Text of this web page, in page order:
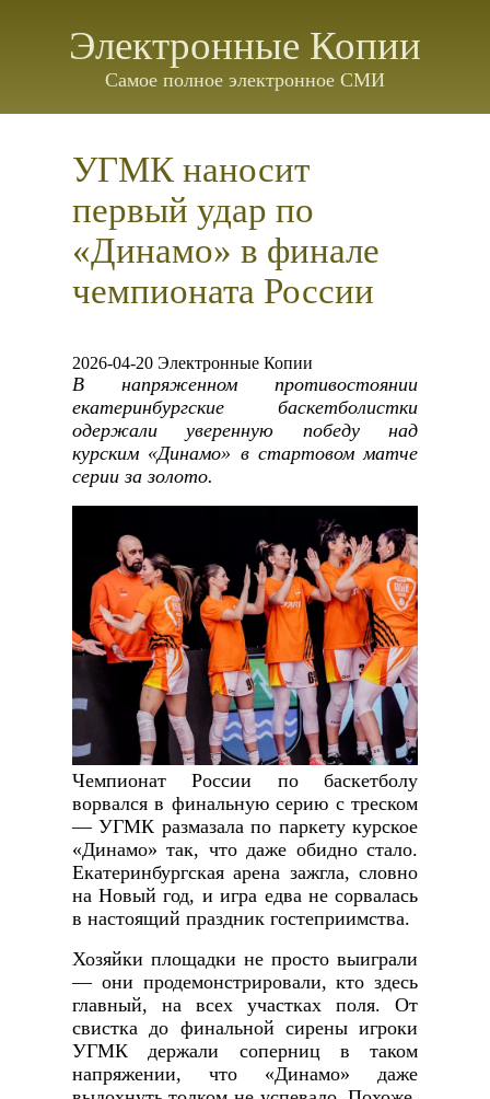
Электронные Копии
Самое полное электронное СМИ
УГМК наносит
первый удар по
«Динамо» в финале
чемпионата России
2026-04-20 Электронные Копии
В напряженном противостоянии
екатеринбургские баскетболистки
одержали уверенную победу над
курским «Динамо» в стартовом матче
серии за золото.
Чемпионат России по баскетболу
ворвался в финальную серию с треском
— УГМК размазала по паркету курское
«Динамо» так, что даже обидно стало.
Екатеринбургская арена зажгла, словно
на Новый год, и игра едва не сорвалась
в настоящий праздник гостеприимства.
Хозяйки площадки не просто выиграли
— они продемонстрировали, кто здесь
главный, на всех участках поля. От
свистка до финальной сирены игроки
УГМК держали соперниц в таком
напряжении, что «Динамо» даже